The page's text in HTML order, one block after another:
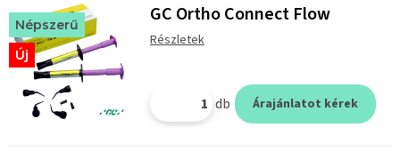
Népszerű
Új
GC Ortho Connect Flow
Részletek
db Árajánlatot kérek